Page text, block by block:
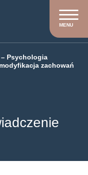
MENU
Psychologia
zachowań